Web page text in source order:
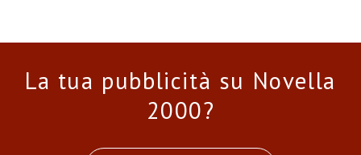
La tua pubblicità su Novella
2000?